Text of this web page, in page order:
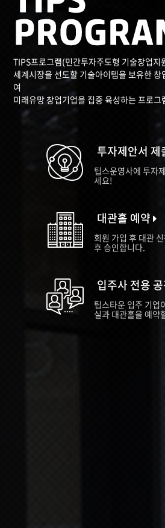
TIPS프로그램(민간투자주도형 기술창업지
세계시장을 선도할 기술아이템을 보유한
여
미래유망 창업기업을 집중 육성하는 프로그
투자제안서 제
팁스운영사에 투자
세요!
대관홀 예약
회원 가입 후 대관
후 승인합니다.
입주사 전용
팁스타운 입주 기업
실과 대관홀을 예약